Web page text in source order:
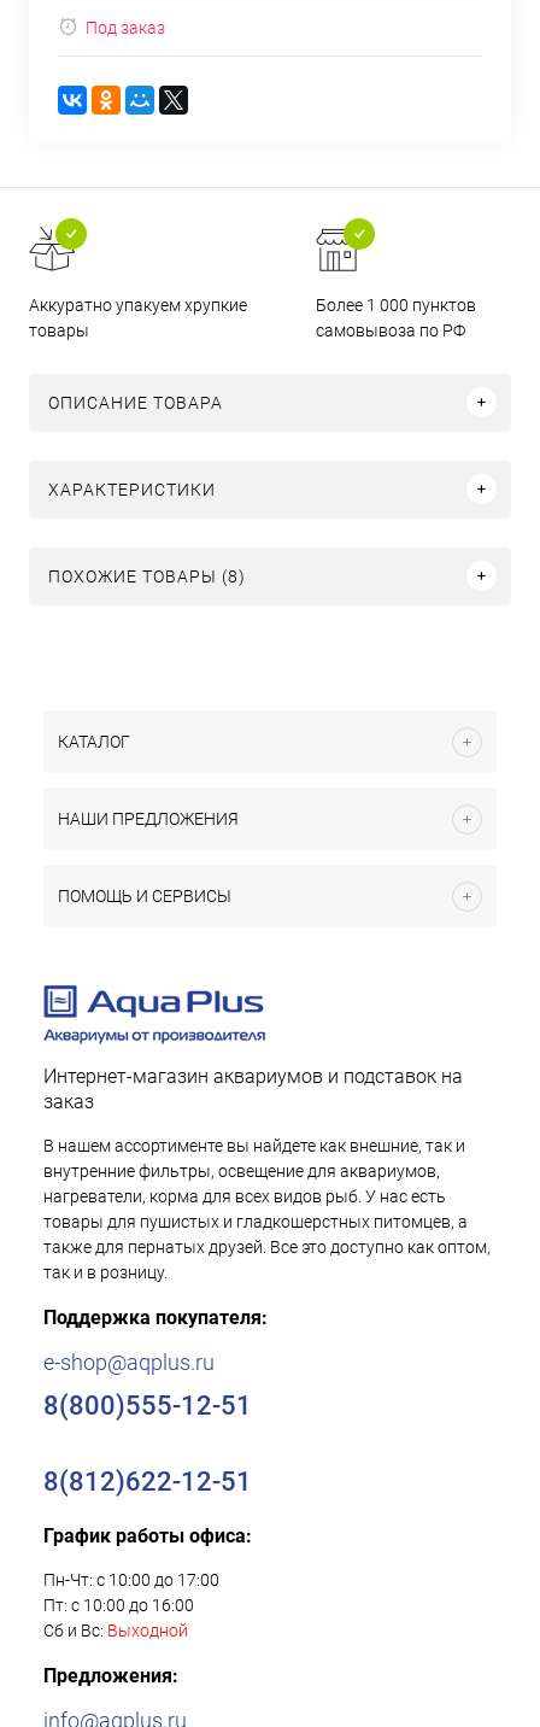
Под заказ
Аккуратно упакуем хрупкие
товары
Более 1 000 пунктов
самовывоза по РФ
ОПИСАНИЕ ТОВАРА
ХАРАКТЕРИСТИКИ
ПОХОЖИЕ ТОВАРЫ (8)
КАТАЛОГ
НАШИ ПРЕДЛОЖЕНИЯ
ПОМОЩЬ И СЕРВИСЫ
Интернет-магазин аквариумов и подставок на
заказ
В нашем ассортименте вы найдете как внешние, так и
внутренние фильтры, освещение для аквариумов,
нагреватели, корма для всех видов рыб. У нас есть
товары для пушистых и гладкошерстных питомцев, а
также для пернатых друзей. Все это доступно как оптом,
так и в розницу.
Поддержка покупателя:
e-shop@aqplus.ru
8(800)555-12-51
8(812)622-12-51
График работы офиса:
Пн-Чт: с 10:00 до 17:00
Пт: с 10:00 до 16:00
Сб и Вс: Выходной
Предложения:
info@aqplus.ru